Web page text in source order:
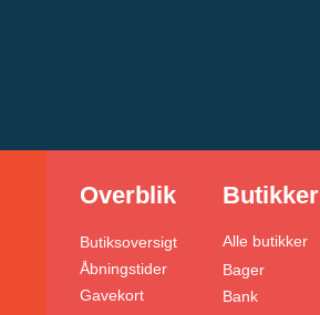
Overblik
Butiksoversigt
Åbningstider
Gavekort
Butikker
Alle butikker
Bager
Bank